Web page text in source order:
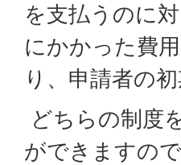
を支払うのに
にかかった費
り、申請者の
どちらの制度
ができますの